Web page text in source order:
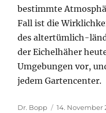
bestimmte
Fall ist die
des altertümlich-
der Eichelhäher
Umgebungen vor,
jedem Gartencenter.
Autor
Dr. Bopp
Veröffentlicht
14. November